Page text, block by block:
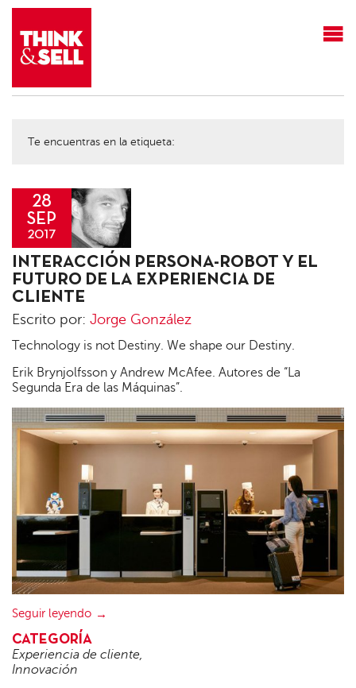
THINK&SELL
Te encuentras en la etiqueta:
28
SEP
2017
Jorge
González
INTERACCIÓN PERSONA-ROBOT Y EL
FUTURO DE LA EXPERIENCIA DE
CLIENTE
Escrito por: Jorge González
Technology is not Destiny. We shape our Destiny.
Erik Brynjolfsson y Andrew McAfee. Autores de “La
Segunda Era de las Máquinas”.
Seguir leyendo
CATEGORÍA
Experiencia de cliente,
Innovación